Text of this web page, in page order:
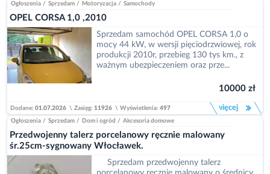
Ogłoszenia / Sprzedam / Motoryzacja / Samochody
OPEL CORSA 1,0 ,2010
Sprzedam samochód OPEL CORSA 1,0 o
mocy 44 kW, w wersji pięciodrzwiowej, rok
produkcji 2010r, przebieg 130 tys km., z
ważnym ubezpieczeniem oraz prze...
10000 zł
Dodane:01.07.2026 \ Zasięg:11926 \ Wyświetlenia:497 więcej
Ogłoszenia / Sprzedam / Dom i ogród / Akcesoria domowe
Przedwojenny talerz porcelanowy ręcznie malowany
śr.25cm-sygnowany Włocławek.
Sprzedam przedwojenny talerz